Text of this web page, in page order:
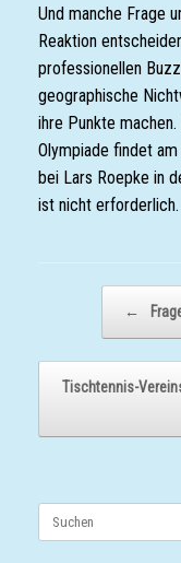
Und manche Frage
Reaktion
professionellen
geographische
ihre Punkte
Olympiade findet am
bei Lars Roepke in
ist nicht erforderlich.
←
Tischtennis-
Suchen